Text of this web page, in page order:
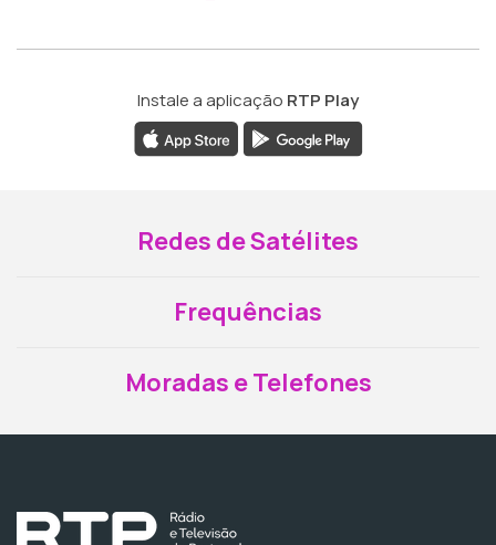
Instale a aplicação RTP Play
Redes de Satélites
Frequências
Moradas e Telefones